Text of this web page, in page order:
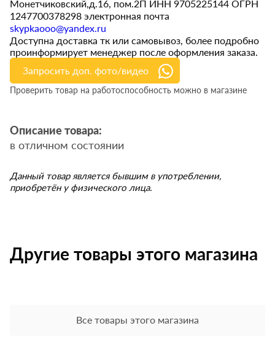
Монетчиковский,д.16, пом.2П ИНН 9705225144 ОГРН
1247700378298 электронная почта
skypkaooo@yandex.ru
Доступна доставка тк или самовывоз, более подробно
проинформирует менеджер после оформления заказа.
Запросить доп. фото/видео
Проверить товар на работоспособность можно в магазине
Описание товара:
в отличном состоянии
Данный товар является бывшим в употреблении,
приобретён у физического лица.
Другие товары этого магазина
Все товары этого магазина